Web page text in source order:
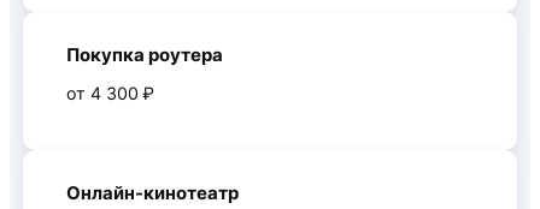
Покупка роутера
от 4 300 ₽
Онлайн-кинотеатр